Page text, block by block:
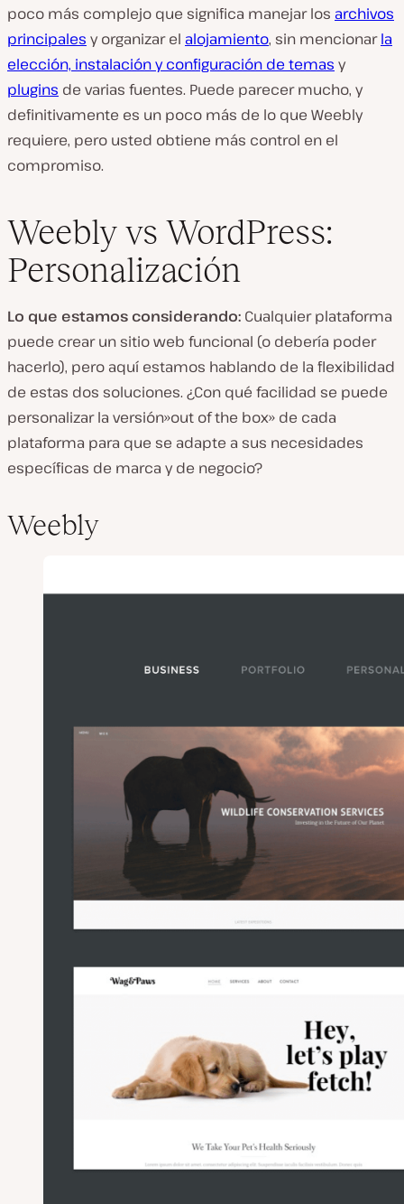
poco más complejo que significa manejar los archivos
principales y organizar el alojamiento, sin mencionarla
elección, instalación y configuración de temas y
plugins de varias fuentes. Puede parecer mucho, y
definitivamente es un poco más de lo que Weebly
requiere, pero usted obtiene más control en el
compromiso.
Weebly vs WordPress:
Personalización
Lo que estamos considerando: Cualquier plataforma
puede crear un sitio web funcional (o debería poder
hacerlo), pero aquí estamos hablando de la flexibilidad
de estas dos soluciones. ¿Con qué facilidad se puede
personalizar la versión»out of the box» de cada
plataforma para que se adapte a sus necesidades
específicas de marca y de negocio?
Weebly